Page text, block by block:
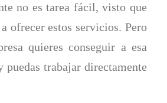
no es tarea fácil, visto que
ofrecer estos servicios. Pero
quieres conseguir a esa
puedas trabajar directamente